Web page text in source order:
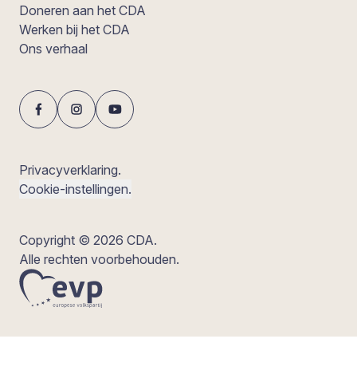
Doneren aan het CDA
Werken bij het CDA
Ons verhaal
Privacyverklaring.
Cookie-instellingen.
Copyright © 2026 CDA.
Alle rechten voorbehouden.